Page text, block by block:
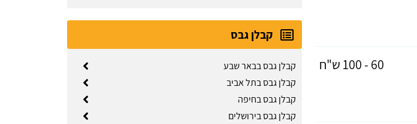
60 - 100 ש"ח
קבלן גבס
קבלן גבס בבאר שבע
קבלן גבס בתל אביב
קבלן גבס בחיפה
קבלן גבס בירושלים